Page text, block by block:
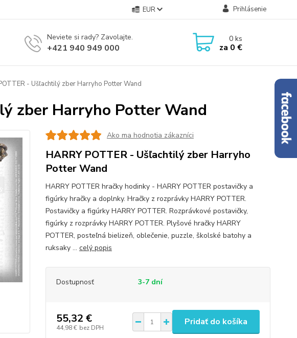
EUR Prihlásenie
Neviete si rady? Zavolajte.
+421 940 949 000
0ks
za 0 €
- Ušľachtilý zber Harryho Potter Wand
zber Harryho Potter Wand
Ako ma hodnotia zákazníci
HARRY POTTER - Ušľachtilý zber Harryho
Potter Wand
HARRY POTTER hračky hodinky - HARRY POTTER postavičky a
figúrky hračky a doplnky. Hračky z rozprávky HARRY POTTER.
Postavičky a figúrky HARRY POTTER. Rozprávkové postavičky,
figúrky z rozprávky HARRY POTTER. Plyšové hračky HARRY
POTTER, posteľná bielizeň, oblečenie, puzzle, školské batohy a
ruksaky ... celý popis
Dostupnosť 3-7 dní
55,32 €
44,98 € bez DPH
Pridať do košíka